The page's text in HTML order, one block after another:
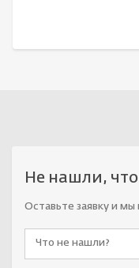
Не нашли,
Оставьте заявку и мы